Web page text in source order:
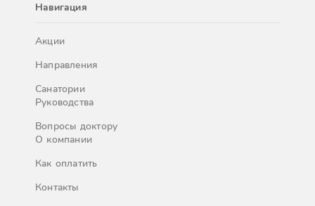
Навигация
Акции
Направления
Санатории
Руководства
Вопросы доктору
О компании
Как оплатить
Контакты